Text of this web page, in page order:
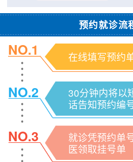
预约就诊流
NO.1 在线填写预约
NO.2
30分钟内将以
话告知预约编
NO.3
就诊凭预约单
医领取挂号单